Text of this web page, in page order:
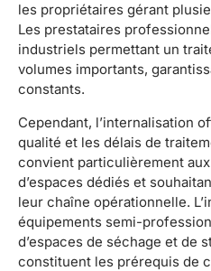
les propriétaires gérant
Les prestataires
industriels permettant un
volumes importants,
constants.
Cependant, l’internalisation
qualité et les délais de
convient particulièrement
d’espaces dédiés et
leur chaîne opérationnelle.
équipements semi-
d’espaces de séchage et de
constituent les prérequis de